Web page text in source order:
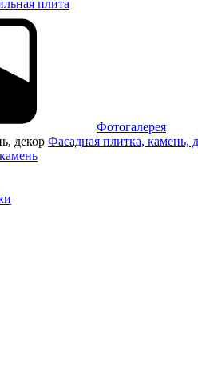
плита
Фотогалерея
Фасадная плитка, камень,